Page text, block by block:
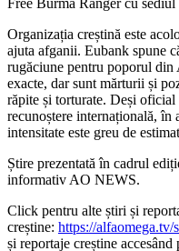
Organizația creștină este
ajuta afganii. Eubank spune
rugăciune pentru poporul
exacte, dar sunt mărturii și
răpite și torturate. Deși oficial
recunoștere internațională, în
intensitate este greu de
Știre prezentată în cadrul
informativ AO NEWS.
Click pentru alte știri și
creștine: https://alfaomega.tv/
și reportaje creștine